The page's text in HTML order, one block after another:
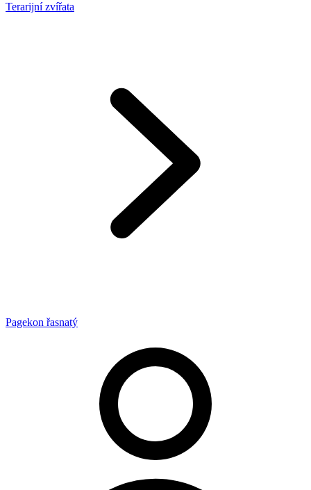
Terarijní zvířata
Pagekon řasnatý